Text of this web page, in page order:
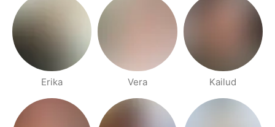
Erika Vera Kailud